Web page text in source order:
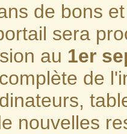
de bons
sera
au 1er
de
nouvelles